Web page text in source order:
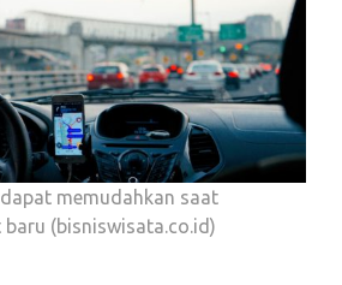
memudahkan saat
(bisniswisata.co.id)